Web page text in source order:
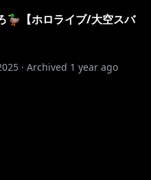
🦆【ホロライブ/大空スバ
· Archived 1 year ago